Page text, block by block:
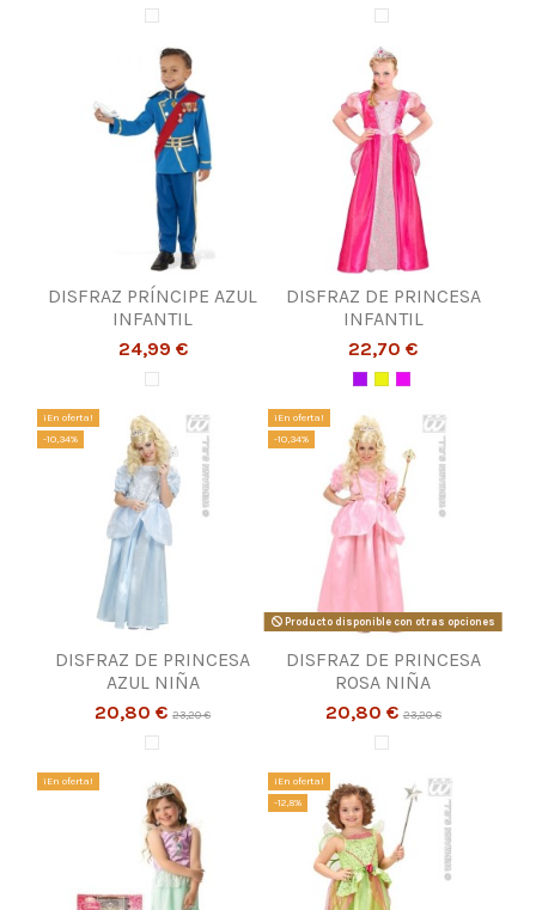
DISFRAZ PRÍNCIPE AZUL
INFANTIL
24,99 €
DISFRAZ DE PRINCESA
INFANTIL
22,70 €
¡En oferta!
-10,34%
DISFRAZ DE PRINCESA
AZUL NIÑA
20,80 €23,20 €
¡En oferta!
-10,34%
Producto disponible con otras opciones
DISFRAZ DE PRINCESA
ROSA NIÑA
20,80 € 23,20 €
¡En oferta!
¡En oferta!
-12,8%